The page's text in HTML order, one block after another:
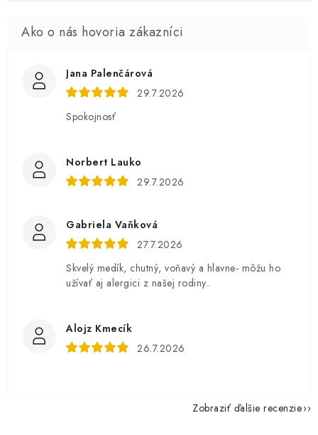
Jana Palenčárová
29.7.2026
Spokojnosť
Norbert Lauko
29.7.2026
Gabriela Vaňková
27.7.2026
Skvelý medík, chutný, voňavý a hlavne- môžu ho
užívať aj alergici z našej rodiny..
Alojz Kmecík
26.7.2026
Zobraziť ďalšie recenzie